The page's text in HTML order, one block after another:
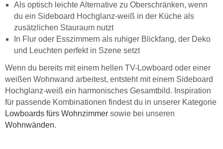
Als optisch leichte Alternative zu Oberschränken, wenn
du ein Sideboard Hochglanz-weiß in der Küche als
zusätzlichen Stauraum nutzt
In Flur oder Esszimmern als ruhiger Blickfang, der Deko
und Leuchten perfekt in Szene setzt
Wenn du bereits mit einem hellen TV-Lowboard oder einer
weißen Wohnwand arbeitest, entsteht mit einem Sideboard
Hochglanz-weiß ein harmonisches Gesamtbild. Inspiration
für passende Kombinationen findest du in unserer Kategorie
Lowboards fürs Wohnzimmer sowie bei unseren
Wohnwänden.